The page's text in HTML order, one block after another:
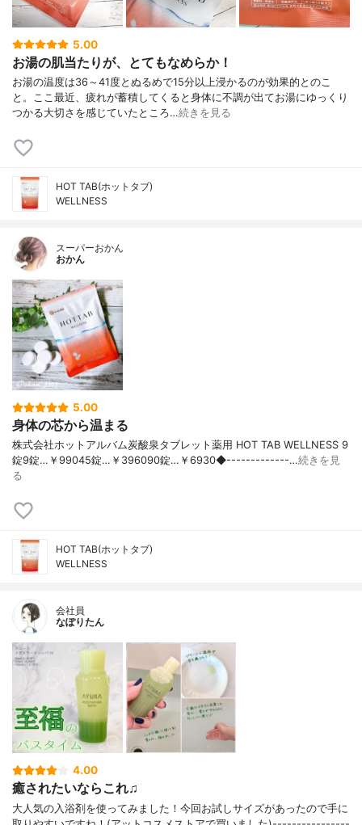
5.00
お湯の肌当たりが、とてもなめらか！
お湯の温度は36～41度とぬるめで15分以上浸かるのが効果的とのこ
と。ここ最近、疲れが蓄積してくると身体に不調が出てお湯にゆっくり
つかる大切さを感じていたところ…続きを見る
HOT TAB(ホットタブ)
WELLNESS
スーパーおかん
おかん
5.00
身体の芯から温まる
株式会社ホットアルバム炭酸泉タブレット薬用 HOT TAB WELLNESS 9
錠9錠…￥99045錠…￥396090錠…￥6930◆-------------…続きを見
る
HOT TAB(ホットタブ)
WELLNESS
会社員
なぽりたん
4.00
癒されたいならこれ♫
大人気の入浴剤を使ってみました！今回お試しサイズがあったので手に